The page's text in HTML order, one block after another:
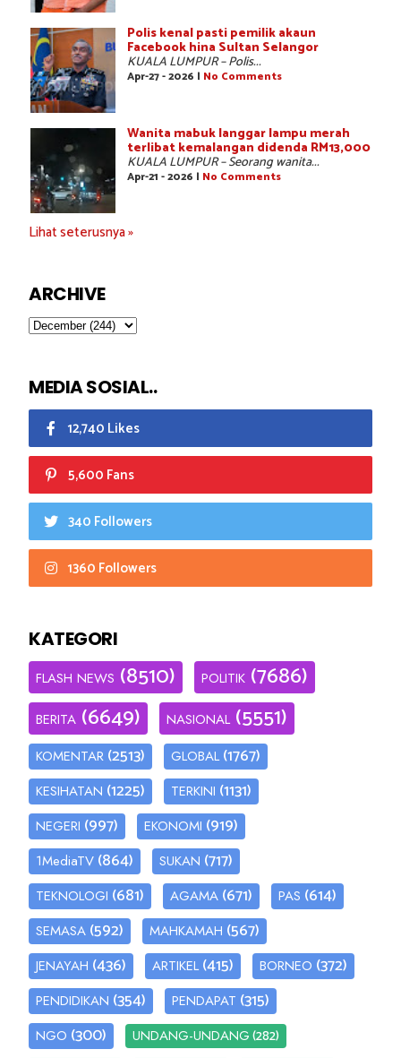
Polis kenal pasti pemilik akaun
Facebook hina Sultan Selangor
KUALA LUMPUR – Polis...
Apr-27 - 2026 | No Comments
Wanita mabuk langgar lampu merah
terlibat kemalangan didenda RM13,000
KUALA LUMPUR – Seorang wanita...
Apr-21 - 2026 | No Comments
Lihat seterusnya »
ARCHIVE
MEDIA SOSIAL..
12,740 Likes
5,600 Fans
340 Followers
1360 Followers
KATEGORI
FLASH NEWS (8510) POLITIK (7686)
BERITA (6649) NASIONAL (5551)
KOMENTAR (2513) GLOBAL (1767)
KESIHATAN (1225) TERKINI (1131)
NEGERI (997) EKONOMI (919)
1MediaTV (864) SUKAN (717)
TEKNOLOGI (681) AGAMA (671) PAS (614)
SEMASA (592) MAHKAMAH (567)
JENAYAH (436) ARTIKEL (415) BORNEO (372)
PENDIDIKAN (354) PENDAPAT (315)
NGO (300) UNDANG-UNDANG(282)